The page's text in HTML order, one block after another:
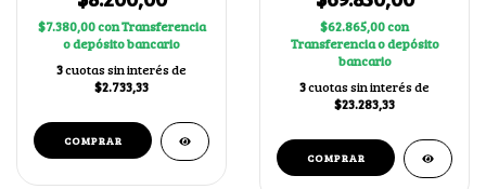
$7.380,00conTransferencia
o depósito bancario
3cuotas sin interés de
$2.733,33
$62.865,00con
Transferencia o depósito
bancario
3cuotas sin interés de
$23.283,33